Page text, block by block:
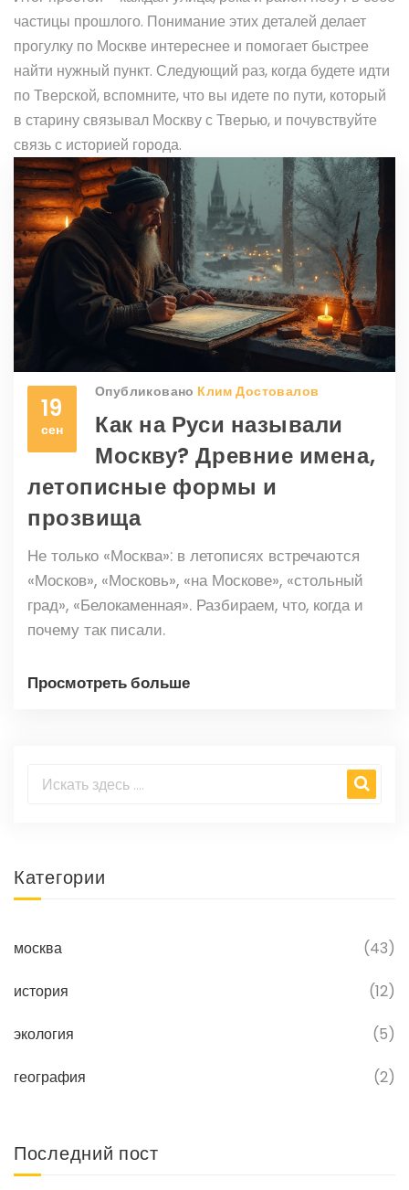
частицы прошлого. Понимание этих деталей делает
прогулку по Москве интереснее и помогает быстрее
найти нужный пункт. Следующий раз, когда будете идти
по Тверской, вспомните, что вы идете по пути, который
в старину связывал Москву с Тверью, и почувствуйте
связь с историей города.
19
сен
Опубликовано Клим Достовалов
Как на Руси называли
Москву? Древние имена,
летописные формы и
прозвища
Не только «Москва»: в летописях встречаются
«Москов», «Московь», «на Москове», «стольный
град», «Белокаменная». Разбираем, что, когда и
почему так писали.
Просмотреть больше
Категории
москва (43)
история (12)
экология (5)
география (2)
Последний пост